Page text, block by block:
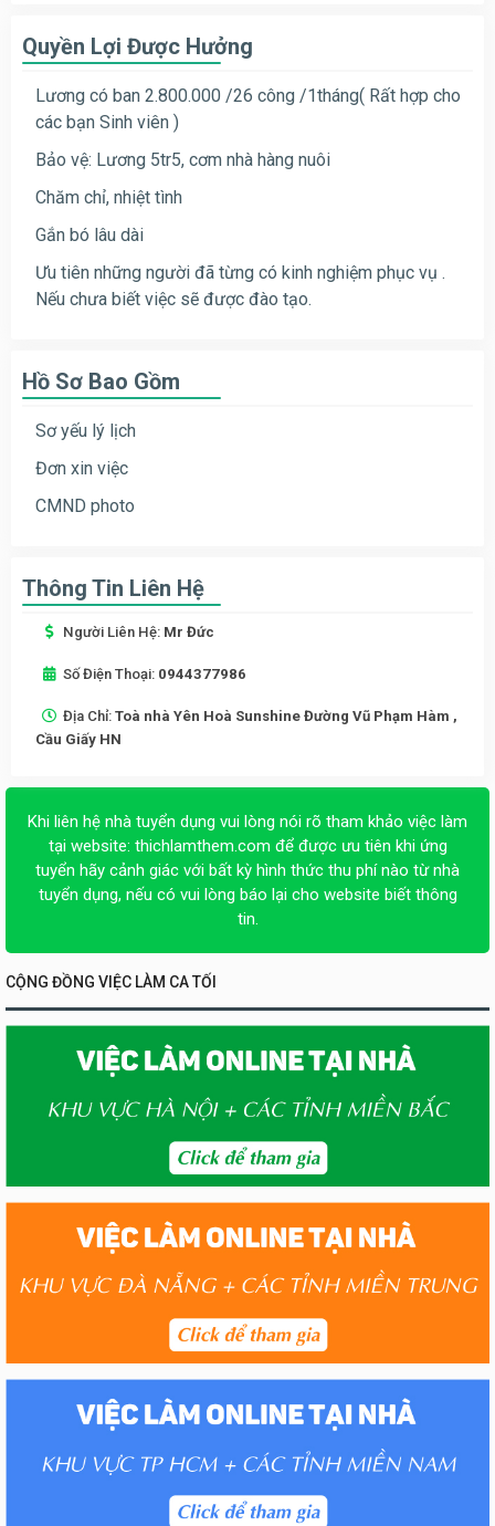
Quyền Lợi Được Hưởng
Lương có ban 2.800.000 /26 công /1tháng( Rất hợp cho
các bạn Sinh viên )
Bảo vệ: Lương 5tr5, cơm nhà hàng nuôi
Chăm chỉ, nhiệt tình
Gắn bó lâu dài
Ưu tiên những người đã từng có kinh nghiệm phục vụ .
Nếu chưa biết việc sẽ được đào tạo.
Hồ Sơ Bao Gồm
Sơ yếu lý lịch
Đơn xin việc
CMND photo
Thông Tin Liên Hệ
Người Liên Hệ: Mr Đức
Số Điện Thoại: 0944377986
Địa Chỉ: Toà nhà Yên Hoà Sunshine Đường Vũ Phạm Hàm ,
Cầu Giấy HN
Khi liên hệ nhà tuyển dụng vui lòng nói rõ tham khảo việc làm
tại website: thichlamthem.com để được ưu tiên khi ứng
tuyển hãy cảnh giác với bất kỳ hình thức thu phí nào từ nhà
tuyển dụng, nếu có vui lòng báo lại cho website biết thông
tin.
CỘNG ĐỒNG VIỆC LÀM CA TỐI